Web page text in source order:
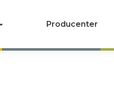
Producenter